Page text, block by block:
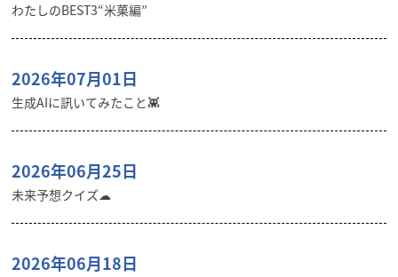
わたしのBEST3“米菓編”
2026年07月01日
生成AIに訊いてみたこと👾
2026年06月25日
未来予想クイズ☁︎
2026年06月18日